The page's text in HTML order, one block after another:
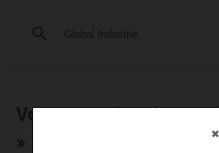
Vous avez cherché : «
»